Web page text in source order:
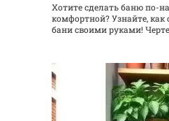
Хотите сделать баню по-
комфортной? Узнайте, как
бани своими руками!